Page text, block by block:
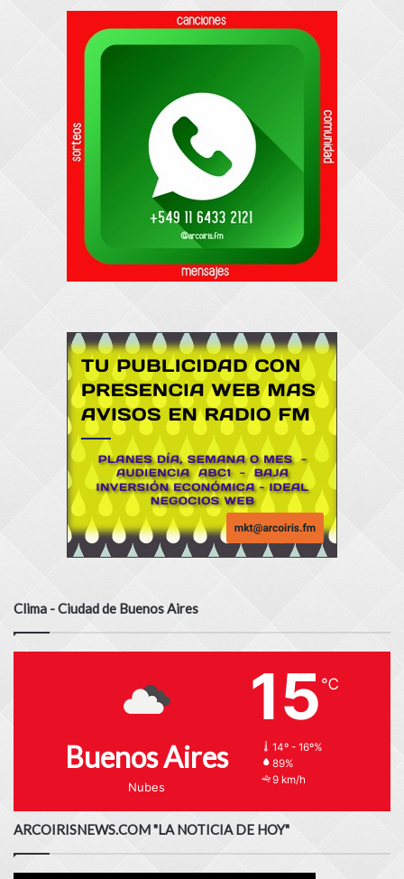
Clima - Ciudad de Buenos Aires
Buenos Aires
Nubes
15 ℃
14º - 16º%
89%
9 km/h
ARCOIRISNEWS.COM "LA NOTICIA DE HOY"